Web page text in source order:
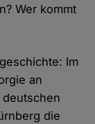
Wer kommt
Im
an
die